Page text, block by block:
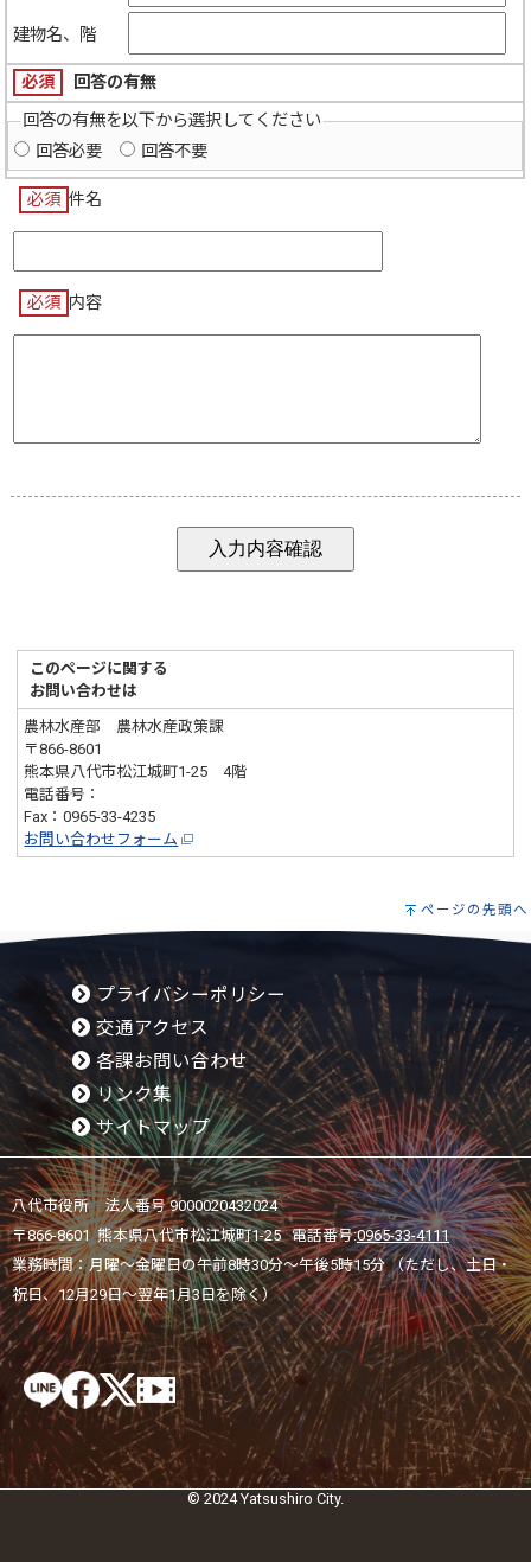
建物名、階
必須
回答の有無
回答の有無を以下から選択してください
回答必要
回答不要
必須 件名
必須 内容
このページに関する
お問い合わせは
農林水産部 農林水産政策課
〒866-8601
熊本県八代市松江城町1-25 4階
電話番号：
Fax：0965-33-4235
お問い合わせフォーム
ページの先頭へ
プライバシーポリシー
交通アクセス
各課お問い合わせ
リンク集
サイトマップ
八代市役所 法人番号 9000020432024
〒866-8601 熊本県八代市松江城町1-25 電話番号:0965-33-4111
業務時間：月曜～金曜日の午前8時30分～午後5時15分 （ただし、土日・
祝日、12月29日～翌年1月3日を除く）
© 2024 Yatsushiro City.